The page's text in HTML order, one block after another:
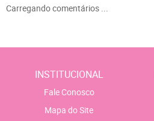
Carregando comentários ...
INSTITUCIONAL
Fale Conosco
Mapa do Site